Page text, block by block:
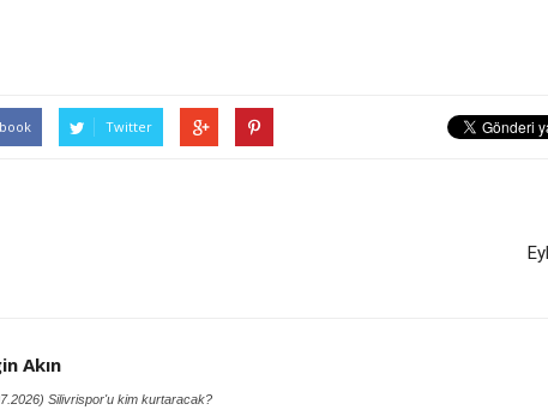
Twitter
Akın
Silivrispor'u kim kurtaracak?